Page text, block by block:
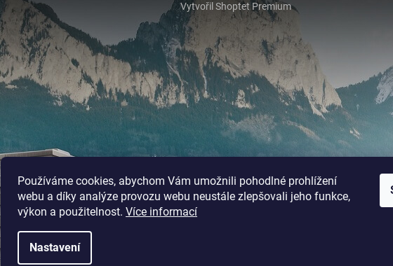
Používáme cookies, abychom Vám umožnili pohodlné prohlížení
webu a díky analýze provozu webu neustále zlepšovali jeho funkce,
výkon a použitelnost. Více informací
Nastavení
Vytvořil Shoptet Premium